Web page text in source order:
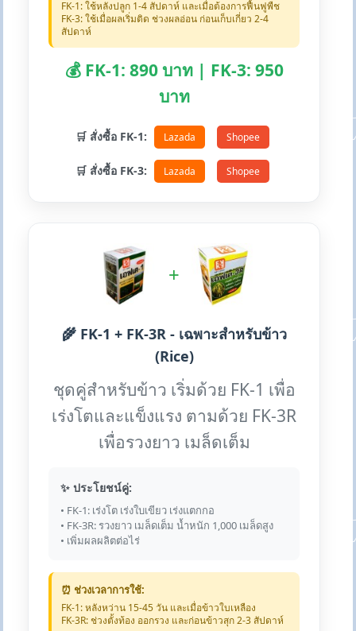
FK-1: ใช้หลังปลูก 1-4 สัปดาห์ และเมื่อต้องการฟื้นฟูพืช
FK-3: ใช้เมื่อผลเริ่มติด ช่วงผลอ่อน ก่อนเก็บเกี่ยว 2-4
สัปดาห์
💰 FK-1: 890 บาท | FK-3: 950
บาท
🛒 สั่งซื้อ FK-1: Lazada Shopee
🛒 สั่งซื้อ FK-3: Lazada Shopee
+
🌾 FK-1 + FK-3R - เฉพาะสำหรับข้าว
(Rice)
ชุดคู่สำหรับข้าว เริ่มด้วย FK-1 เพื่อ
เร่งโตและแข็งแรง ตามด้วย FK-3R
เพื่อรวงยาว เมล็ดเต็ม
✨ ประโยชน์คู่:
• FK-1: เร่งโต เร่งใบเขียว เร่งแตกกอ
• FK-3R: รวงยาว เมล็ดเต็ม น้ำหนัก 1,000 เมล็ดสูง
• เพิ่มผลผลิตต่อไร่
⏰ ช่วงเวลาการใช้:
FK-1: หลังหว่าน 15-45 วัน และเมื่อข้าวใบเหลือง
FK-3R: ช่วงตั้งท้อง ออกรวง และก่อนข้าวสุก 2-3 สัปดาห์